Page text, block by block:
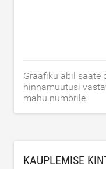
Graafiku abil saate
hinnamuutusi
mahu numbrile.
KAUPLEMISE